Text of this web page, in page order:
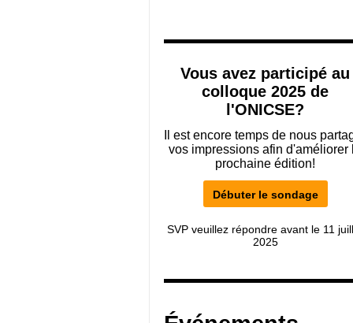
Vous avez participé au
colloque 2025 de
l'ONICSE?
Il est encore temps de nous
vos impressions afin d'améliorer
prochaine édition!
Débuter le sondage
SVP veuillez répondre avant le 11
2025